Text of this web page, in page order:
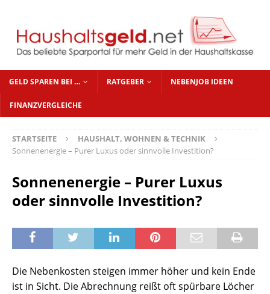
GELD SPAREN BEI … RATGEBER NEBENJOB IDEEN
FINANZVERGLEICHE
STARTSEITE
HAUSHALT, WOHNEN & TECHNIK
Sonnenenergie – Purer Luxus oder sinnvolle Investition?
Sonnenenergie – Purer Luxus
oder sinnvolle Investition?
Die Nebenkosten steigen immer höher und kein Ende
ist in Sicht. Die Abrechnung reißt oft spürbare Löcher